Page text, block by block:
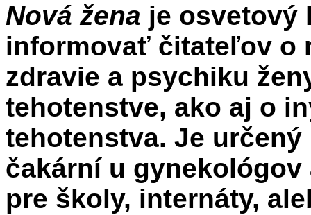
Nová žena je osvetový
informovať čitateľov o
zdravie a psychiku
tehotenstve, ako aj o
tehotenstva. Je
čakární u
pre školy, internáty,